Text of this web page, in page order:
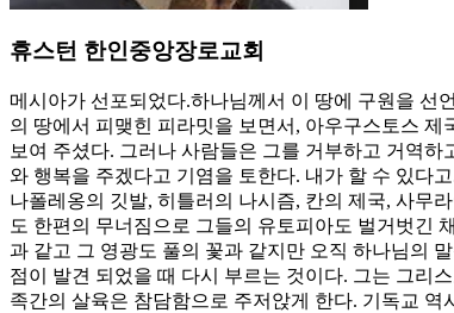
휴스턴 한인중앙장로교회
메시아가 선포되었다.하나님께서 이 땅에 구원을 선
의 땅에서 피맺힌 피라밋을 보면서, 아우구스토스
보여 주셨다. 그러나 사람들은 그를 거부하고 거역
와 행복을 주겠다고 기염을 토한다. 내가 할 수 있다
나폴레옹의 깃발, 히틀러의 나시즘, 칸의 제국, 사무
도 한편의 무너짐으로 그들의 유토피아도 벌거벗긴
과 같고 그 영광도 풀의 꽃과 같지만 오직 하나님의
점이 발견 되었을 때 다시 부르는 것이다. 그는 그리
족간의 살육은 참담함으로 주저앉게 한다. 기독교